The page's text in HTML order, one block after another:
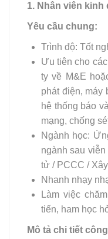
1. Nhân viên kinh
Yêu cầu chung:
Trình độ: Tốt
Ưu tiên cho
ty về M&E
phát điện, máy
hệ thống báo
mạng, chống
Ngành học:
ngành sau
tử / PCCC /
Nhanh nhạy
Làm việc
tiến, ham học
Mô tả chi tiết